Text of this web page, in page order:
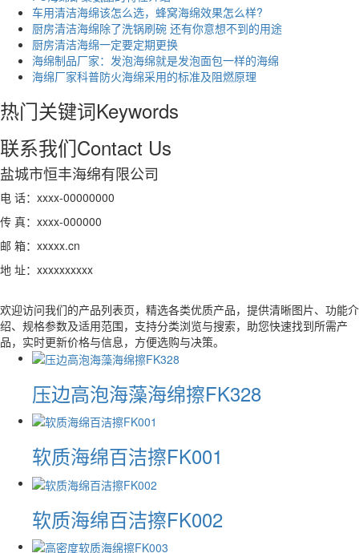
车用清洁海绵该怎么选，蜂窝海绵效果怎么样?
厨房清洁海绵除了洗锅刷碗 还有你意想不到的用途
厨房清洁海绵一定要定期更换
海绵制品厂家：发泡海绵就是发泡面包一样的海绵
海绵厂家科普防火海绵采用的标准及阻燃原理
热门关键词Keywords
联系我们Contact Us
盐城市恒丰海绵有限公司
电 话：xxxx-00000000
传 真：xxxx-000000
邮 箱：xxxxx.cn
地 址：xxxxxxxxxx
欢迎访问我们的产品列表页，精选各类优质产品，提供清晰图片、功能介
绍、规格参数及适用范围，支持分类浏览与搜索，助您快速找到所需产
品，实时更新价格与信息，方便选购与决策。
压边高泡海藻海绵擦FK328
软质海绵百洁擦​FK001
软质海绵百洁擦​FK002